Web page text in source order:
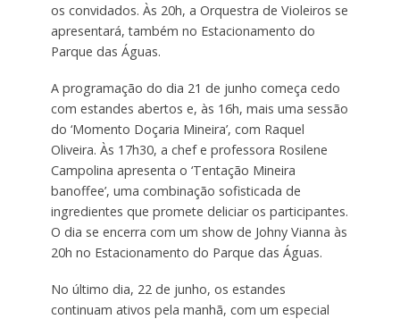
os convidados. Às 20h, a Orquestra de Violeiros se
apresentará, também no Estacionamento do
Parque das Águas.
A programação do dia 21 de junho começa cedo
com estandes abertos e, às 16h, mais uma sessão
do ‘Momento Doçaria Mineira’, com Raquel
Oliveira. Às 17h30, a chef e professora Rosilene
Campolina apresenta o ‘Tentação Mineira
banoffee’, uma combinação sofisticada de
ingredientes que promete deliciar os participantes.
O dia se encerra com um show de Johny Vianna às
20h no Estacionamento do Parque das Águas.
No último dia, 22 de junho, os estandes
continuam ativos pela manhã, com um especial